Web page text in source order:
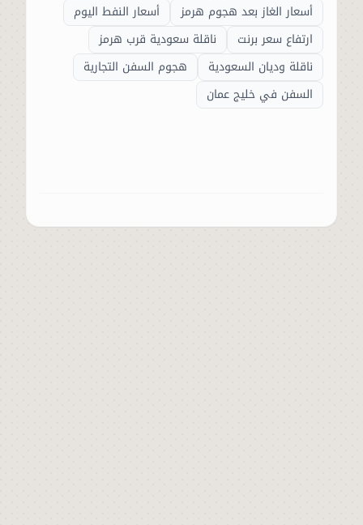
أسعار الغاز بعد هجوم هرمز
أسعار النفط اليوم
ارتفاع سعر برنت
ناقلة سعودية قرب هرمز
ناقلة وديان السعودية
هجوم السفن التجارية
السفن في خليج عمان